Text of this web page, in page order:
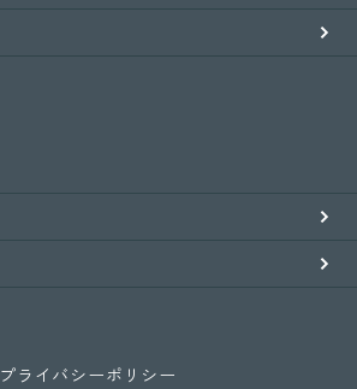
プライバシーポリシー